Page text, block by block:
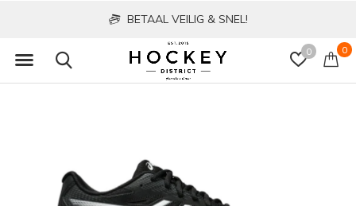
0 0
BETAAL VEILIG & SNEL!